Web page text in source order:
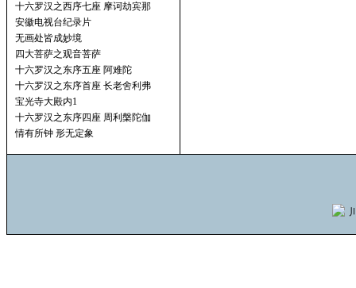
十六罗汉之西序七座 摩诃劫宾那
安徽电视台纪录片
无画处皆成妙境
四大菩萨之观音菩萨
十六罗汉之东序五座 阿难陀
十六罗汉之东序首座 长老舍利弗
宝光寺大殿内1
十六罗汉之东序四座 周利槃陀伽
情有所钟 形无定象